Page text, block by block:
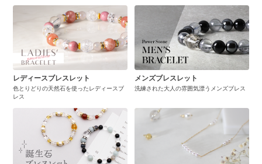
レディースブレスレット
色とりどりの天然石を使ったレディースブ
レス
メンズブレスレット
洗練された大人の雰囲気漂うメンズブレス